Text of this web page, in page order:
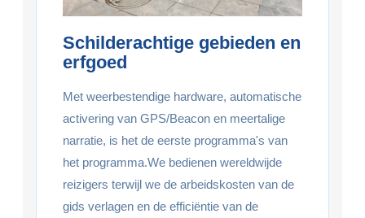
Schilderachtige gebieden en
erfgoed
Met weerbestendige hardware, automatische
activering van GPS/Beacon en meertalige
narratie, is het de eerste programma's van
het programma.We bedienen wereldwijde
reizigers terwijl we de arbeidskosten van de
gids verlagen en de efficiëntie van de